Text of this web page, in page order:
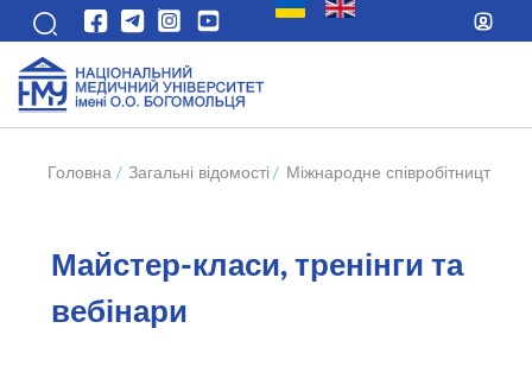
Головна / Загальні відомості / Міжнародне співробітництво
Майстер-класи, тренінги та
вебінари